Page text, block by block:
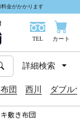
金がかかります
TEL カート
団 西川 ダブル
詳細検索
敷き布団